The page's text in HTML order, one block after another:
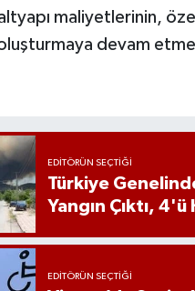
maliyetlerinin,
devam
EDITÖRÜN SEÇTIĞI
Türkiye
Yangın Çıktı,
EDITÖRÜN SEÇTIĞI